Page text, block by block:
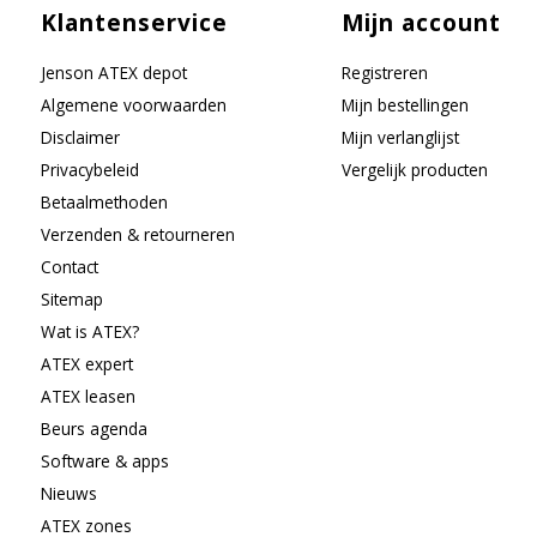
Klantenservice
Jenson ATEX depot
Algemene voorwaarden
Disclaimer
Privacybeleid
Betaalmethoden
Verzenden & retourneren
Contact
Sitemap
Wat is ATEX?
ATEX expert
ATEX leasen
Beurs agenda
Software & apps
Nieuws
ATEX zones
Mijn account
Registreren
Mijn bestellingen
Mijn verlanglijst
Vergelijk producten